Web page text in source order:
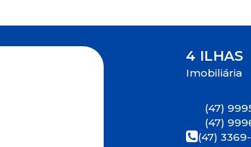
4 ILHAS
Imobiliária
(47)
(47)
(47)